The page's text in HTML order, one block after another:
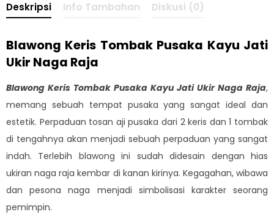
Deskripsi Info Tambahan Diskusi (0)
Blawong Keris Tombak Pusaka Kayu Jati
Ukir Naga Raja
Blawong Keris Tombak Pusaka Kayu Jati Ukir Naga Raja,
memang sebuah tempat pusaka yang sangat ideal dan
estetik. Perpaduan tosan aji pusaka dari 2 keris dan 1 tombak
di tengahnya akan menjadi sebuah perpaduan yang sangat
indah. Terlebih blawong ini sudah didesain dengan hias
ukiran naga raja kembar di kanan kirinya. Kegagahan, wibawa
dan pesona naga menjadi simbolisasi karakter seorang
pemimpin.